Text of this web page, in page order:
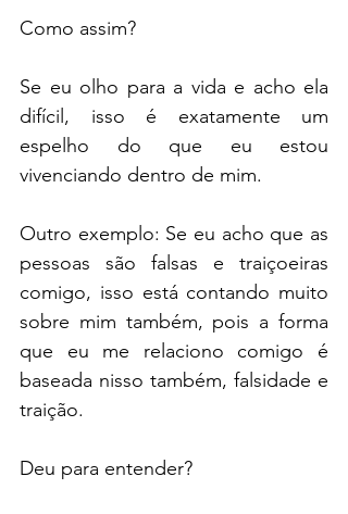
Como assim?
Se eu olho para a vida e acho ela
difícil, isso é exatamente um
espelho do que eu estou
vivenciando dentro de mim.
Outro exemplo: Se eu acho que as
pessoas são falsas e traiçoeiras
comigo, isso está contando muito
sobre mim também, pois a forma
que eu me relaciono comigo é
baseada nisso também, falsidade e
traição.
Deu para entender?